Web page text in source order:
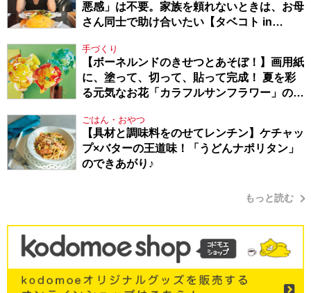
悪感」は不要。家族を頼れないときは、お母
さん同士で助け合いたい【タベコト in
手づくり
【ボーネルンドのきせつとあそぼ！】画用紙
に、塗って、切って、貼って完成！ 夏を彩
る元気なお花「カラフルサンフラワー」の作
ごはん・おやつ
【具材と調味料をのせてレンチン】ケチャッ
プ×バターの王道味！「うどんナポリタン」
のできあがり♪
もっと読む